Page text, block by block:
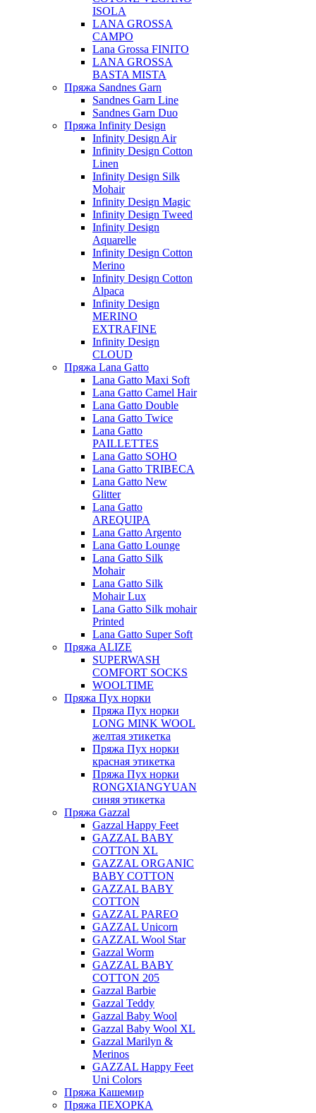
ISOLA
LANA GROSSA
CAMPO
Lana Grossa FINITO
LANA GROSSA
BASTA MISTA
Пряжа Sandnes Garn
Sandnes Garn Line
Sandnes Garn Duo
Пряжа Infinity Design
Infinity Design Air
Infinity Design Cotton
Linen
Infinity Design Silk
Mohair
Infinity Design Magic
Infinity Design Tweed
Infinity Design
Aquarelle
Infinity Design Cotton
Merino
Infinity Design Cotton
Alpaca
Infinity Design
MERINO
EXTRAFINE
Infinity Design
CLOUD
Пряжа Lana Gatto
Lana Gatto Maxi Soft
Lana Gatto Camel Hair
Lana Gatto Double
Lana Gatto Twice
Lana Gatto
PAILLETTES
Lana Gatto SOHO
Lana Gatto TRIBECA
Lana Gatto New
Glitter
Lana Gatto
AREQUIPA
Lana Gatto Argento
Lana Gatto Lounge
Lana Gatto Silk
Mohair
Lana Gatto Silk
Mohair Lux
Lana Gatto Silk mohair
Printed
Lana Gatto Super Soft
Пряжа ALIZE
SUPERWASH
COMFORT SOCKS
WOOLTIME
Пряжа Пух норки
Пряжа Пух норки
LONG MINK WOOL
желтая этикетка
Пряжа Пух норки
красная этикетка
Пряжа Пух норки
RONGXIANGYUAN
синяя этикетка
Пряжа Gazzal
Gazzal Happy Feet
GAZZAL BABY
COTTON XL
GAZZAL ORGANIC
BABY COTTON
GAZZAL BABY
COTTON
GAZZAL PAREO
GAZZAL Unicorn
GAZZAL Wool Star
Gazzal Worm
GAZZAL BABY
COTTON 205
Gazzal Barbie
Gazzal Teddy
Gazzal Baby Wool
Gazzal Baby Wool XL
Gazzal Marilyn &
Merinos
GAZZAL Happy Feet
Uni Colors
Пряжа Кашемир
Пряжа ПЕХОРКА